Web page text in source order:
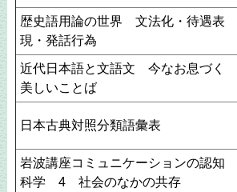
歴史語用論の世界 文法化・待遇表
現・発話行為
近代日本語と文語文 今なお息づく
美しいことば
日本古典対照分類語彙表
岩波講座コミュニケーションの認知
科学 4 社会のなかの共存